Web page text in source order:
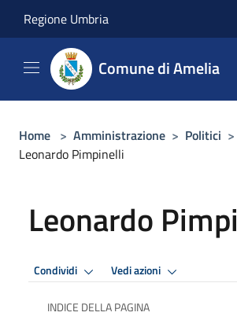
Regione Umbria
Comune di Amelia
Home > Amministrazione > Politici >
Leonardo Pimpinelli
Leonardo
Condividi Vedi azioni
INDICE DELLA PAGINA